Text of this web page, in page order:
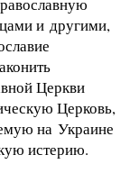
и другими,
Церкви
Церковь,
на Украине
истерию.